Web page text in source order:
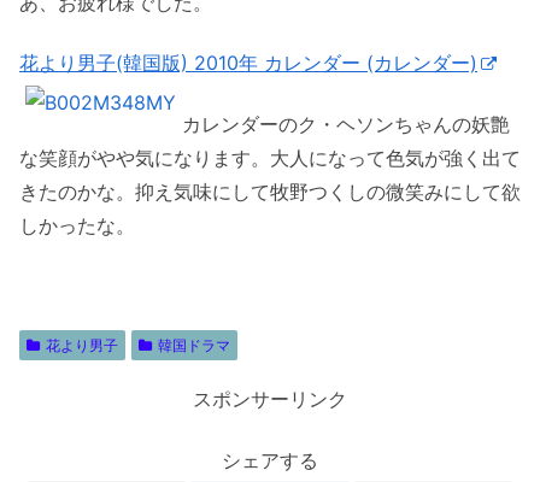
花より男子(韓国版) 2010年 カレンダー (カレンダー)
カレンダーのク・ヘソンちゃんの妖艶
な笑顔がやや気になります。大人になって色気が強く出て
きたのかな。抑え気味にして牧野つくしの微笑みにして欲
しかったな。
花より男子 韓国ドラマ
スポンサーリンク
シェアする